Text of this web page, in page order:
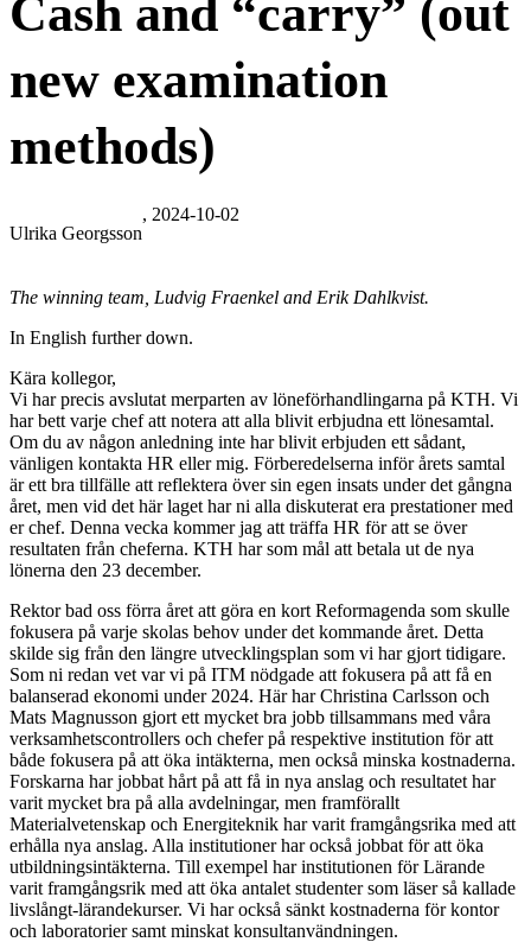
Cash and “carry” (out
new examination
methods)
Ulrika Georgsson
, 2024-10-02
The winning team, Ludvig Fraenkel and Erik Dahlkvist.
In English further down.
Kära kollegor,
Vi har precis avslutat merparten av löneförhandlingarna på KTH. Vi
har bett varje chef att notera att alla blivit erbjudna ett lönesamtal.
Om du av någon anledning inte har blivit erbjuden ett sådant,
vänligen kontakta HR eller mig. Förberedelserna inför årets samtal
är ett bra tillfälle att reflektera över sin egen insats under det gångna
året, men vid det här laget har ni alla diskuterat era prestationer med
er chef. Denna vecka kommer jag att träffa HR för att se över
resultaten från cheferna. KTH har som mål att betala ut de nya
lönerna den 23 december.
Rektor bad oss förra året att göra en kort Reformagenda som skulle
fokusera på varje skolas behov under det kommande året. Detta
skilde sig från den längre utvecklingsplan som vi har gjort tidigare.
Som ni redan vet var vi på ITM nödgade att fokusera på att få en
balanserad ekonomi under 2024. Här har Christina Carlsson och
Mats Magnusson gjort ett mycket bra jobb tillsammans med våra
verksamhetscontrollers och chefer på respektive institution för att
både fokusera på att öka intäkterna, men också minska kostnaderna.
Forskarna har jobbat hårt på att få in nya anslag och resultatet har
varit mycket bra på alla avdelningar, men framförallt
Materialvetenskap och Energiteknik har varit framgångsrika med att
erhålla nya anslag. Alla institutioner har också jobbat för att öka
utbildningsintäkterna. Till exempel har institutionen för Lärande
varit framgångsrik med att öka antalet studenter som läser så kallade
livslångt-lärandekurser. Vi har också sänkt kostnaderna för kontor
och laboratorier samt minskat konsultanvändningen.